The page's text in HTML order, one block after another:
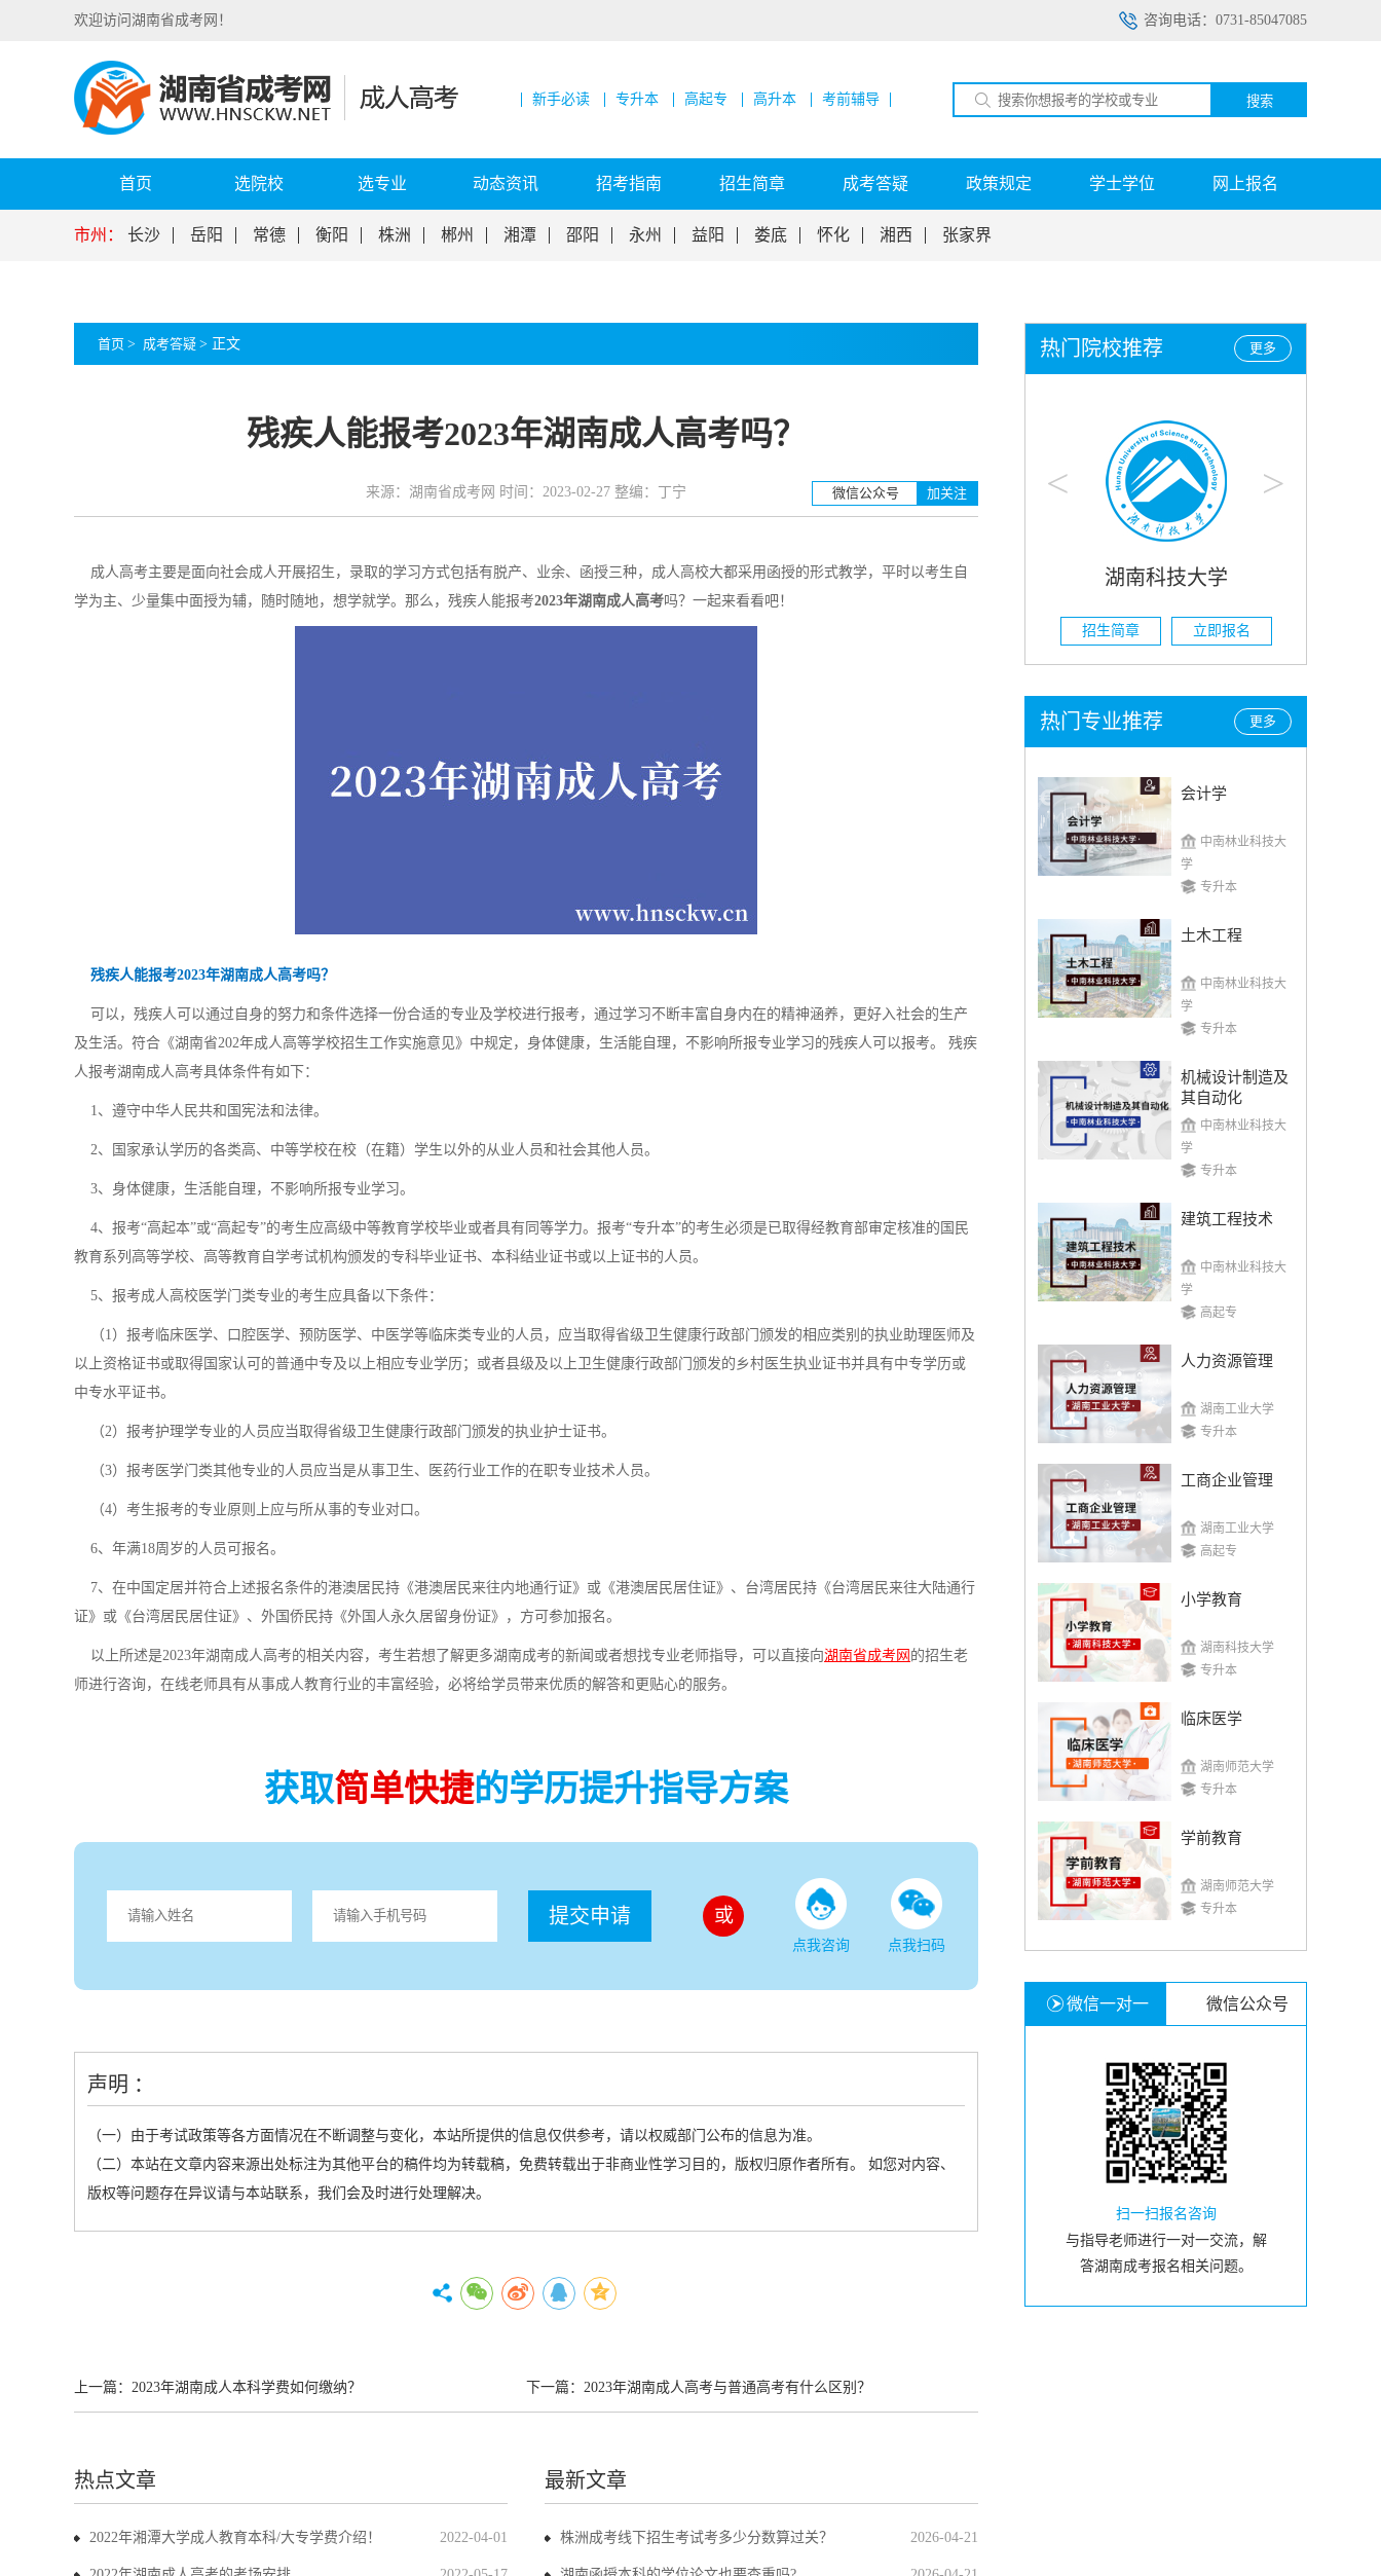
咨询电话：0731-85047085
欢迎访问湖南省成考网！
新手必读 专升本 高起专 高升本 考前辅导 搜索
首页 选院校 选专业 动态资讯 招考指南 招生简章 成考答疑 政策规定 学士学位 网上报名
市州： 长沙 岳阳 常德 衡阳 株洲 郴州 湘潭 邵阳 永州 益阳 娄底 怀化 湘西 张家界
首页 > 成考答疑 > 正文
残疾人能报考2023年湖南成人高考吗？
来源：湖南省成考网 时间：2023-02-27 整编：丁宁 微信公众号 加关注
成人高考主要是面向社会成人开展招生，录取的学习方式包括有脱产、业余、函授三种，成人高校大都采用函授的形式教学，平时以考生自
学为主、少量集中面授为辅，随时随地，想学就学。那么，残疾人能报考2023年湖南成人高考吗？一起来看看吧！
残疾人能报考2023年湖南成人高考吗？
可以，残疾人可以通过自身的努力和条件选择一份合适的专业及学校进行报考，通过学习不断丰富自身内在的精神涵养，更好入社会的生产
及生活。符合《湖南省202年成人高等学校招生工作实施意见》中规定，身体健康，生活能自理，不影响所报专业学习的残疾人可以报考。 残疾
人报考湖南成人高考具体条件有如下：
1、遵守中华人民共和国宪法和法律。
2、国家承认学历的各类高、中等学校在校（在籍）学生以外的从业人员和社会其他人员。
3、身体健康，生活能自理，不影响所报专业学习。
4、报考“高起本”或“高起专”的考生应高级中等教育学校毕业或者具有同等学力。报考“专升本”的考生必须是已取得经教育部审定核准的国民
教育系列高等学校、高等教育自学考试机构颁发的专科毕业证书、本科结业证书或以上证书的人员。
5、报考成人高校医学门类专业的考生应具备以下条件：
（1）报考临床医学、口腔医学、预防医学、中医学等临床类专业的人员，应当取得省级卫生健康行政部门颁发的相应类别的执业助理医师及
以上资格证书或取得国家认可的普通中专及以上相应专业学历；或者县级及以上卫生健康行政部门颁发的乡村医生执业证书并具有中专学历或
中专水平证书。
（2）报考护理学专业的人员应当取得省级卫生健康行政部门颁发的执业护士证书。
（3）报考医学门类其他专业的人员应当是从事卫生、医药行业工作的在职专业技术人员。
（4）考生报考的专业原则上应与所从事的专业对口。
6、年满18周岁的人员可报名。
7、在中国定居并符合上述报名条件的港澳居民持《港澳居民来往内地通行证》或《港澳居民居住证》、台湾居民持《台湾居民来往大陆通行
证》或《台湾居民居住证》、外国侨民持《外国人永久居留身份证》，方可参加报名。
以上所述是2023年湖南成人高考的相关内容，考生若想了解更多湖南成考的新闻或者想找专业老师指导，可以直接向湖南省成考网 的招生老
师进行咨询，在线老师具有从事成人教育行业的丰富经验，必将给学员带来优质的解答和更贴心的服务。
获取简单快捷的学历提升指导方案
提交申请 或
点我咨询 点我扫码
声明 ：
（一）由于考试政策等各方面情况在不断调整与变化，本站所提供的信息仅供参考，请以权威部门公布的信息为准。
（二）本站在文章内容来源出处标注为其他平台的稿件均为转载稿，免费转载出于非商业性学习目的，版权归原作者所有。 如您对内容、
版权等问题存在异议请与本站联系，我们会及时进行处理解决。
上一篇： 2023年湖南成人本科学费如何缴纳？ 下一篇： 2023年湖南成人高考与普通高考有什么区别？
热点文章
2022-04-01
2022年湘潭大学成人教育本科/大专学费介绍！
最新文章
2026-04-21
株洲成考线下招生考试考多少分数算过关？
更多
热门院校推荐
< >
湖南工业大学
招生简章 立即报名
湖南科技大学 湖南农业大学
招生简章 立即报名
更多
热门专业推荐
会计学
中南林业科技大
学
专升本
土木工程
中南林业科技大
学
专升本
机械设计制造及
其自动化
中南林业科技大
学
专升本
建筑工程技术
中南林业科技大
学
高起专
人力资源管理
湖南工业大学
专升本
工商企业管理
湖南工业大学
高起专
小学教育
湖南科技大学
专升本
临床医学
湖南师范大学
专升本
学前教育
湖南师范大学
专升本
微信一对一 微信公众号
扫一扫报名咨询
与指导老师进行一对一交流，解
答湖南成考报名相关问题。